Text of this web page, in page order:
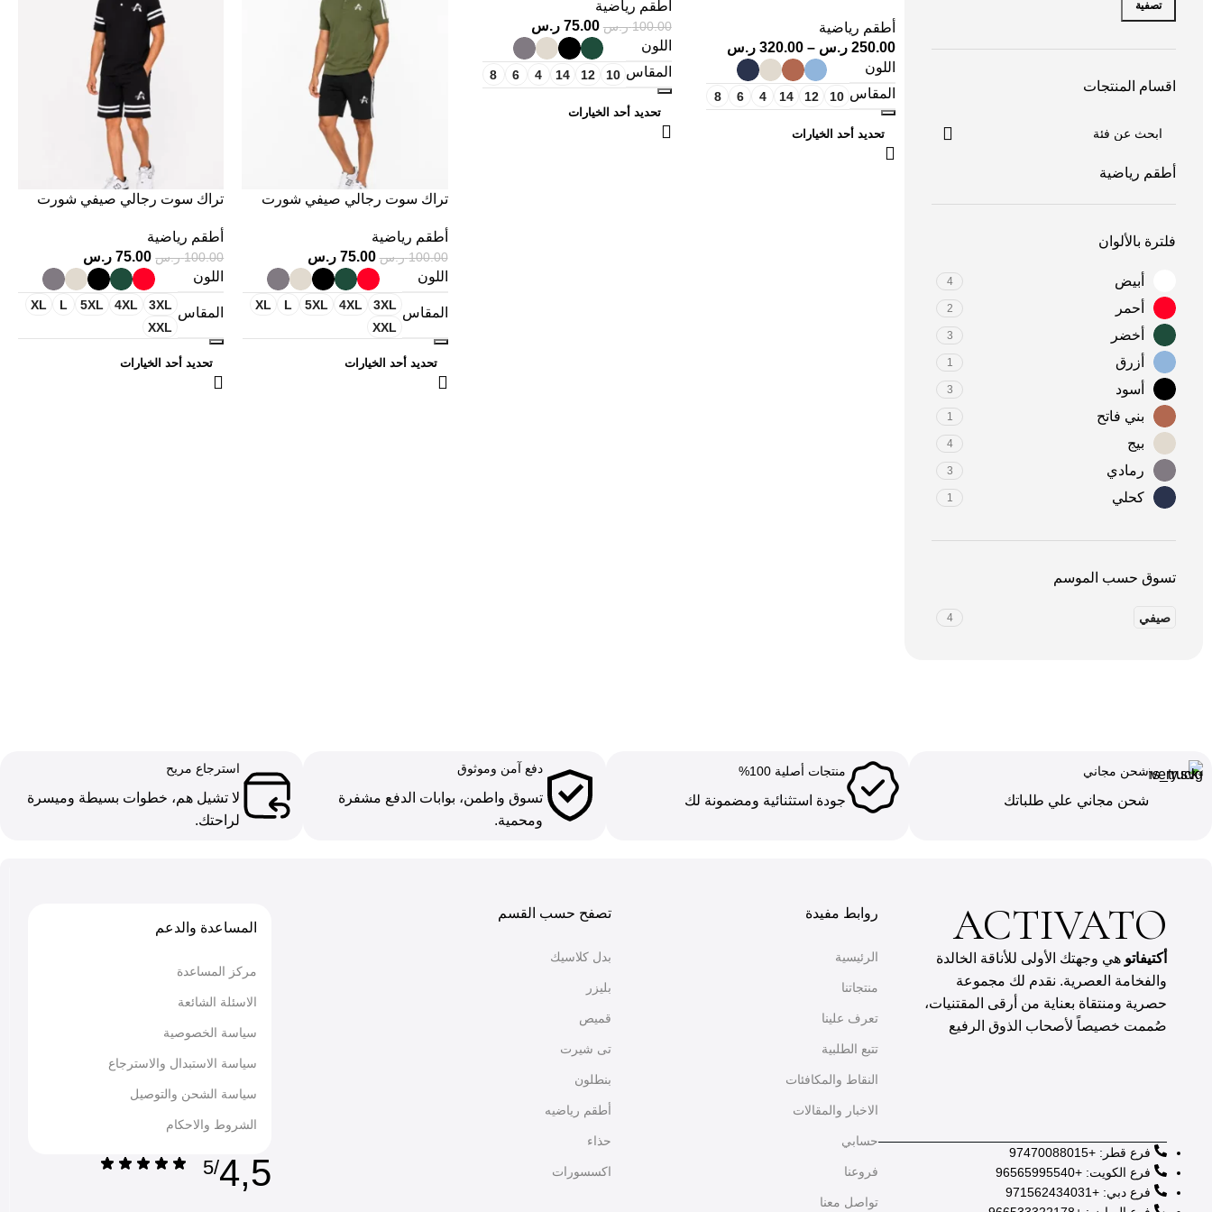
تصفية
اقسام المنتجات
أطقم رياضية
فلترة بالألوان
أبيض 4
أحمر 2
أخضر 3
أزرق 1
أسود 3
بني فاتح 1
بيج 4
رمادي 3
كحلي 1
تسوق حسب الموسم
صيفي 4
أطقم رياضية
250.00 ر.س –
320.00 ر.س
اللون
المقاس 10
12
14
4
6
8
تحديد أحد الخيارات
أطقم رياضية
100.00 ر.س 75.00 ر.س
اللون
المقاس 10
12
14
4
6
8
تحديد أحد الخيارات
تراك سوت رجالي صيفي شورت
عالية الجودة
أطقم رياضية
100.00 ر.س 75.00 ر.س
اللون
المقاس
3XL
4XL
5XL
L
XL
XXL
تحديد أحد الخيارات
تراك سوت رجالي صيفي شورت
عالية الجودة
أطقم رياضية
100.00 ر.س 75.00 ر.س
اللون
المقاس
3XL
4XL
5XL
L
XL
XXL
تحديد أحد الخيارات
شحن مجاني
شحن مجاني علي طلباتك
منتجات أصلية 100%
جودة استثنائية ومضمونة لك
دفع آمن وموثوق
تسوق واطمن، بوابات الدفع مشفرة
ومحمية.
استرجاع مريح
لا تشيل هم، خطوات بسيطة وميسرة
لراحتك.
ACTIVATO
أكتيفاتو هي وجهتك الأولى للأناقة الخالدة
والفخامة العصرية. نقدم لك مجموعة
حصرية ومنتقاة بعناية من أرقى المقتنيات،
صُممت خصيصاً لأصحاب الذوق الرفيع
فرع قطر: +97470088015
فرع الكويت: +96565995540
فرع دبي: +971562434031
روابط مفيدة
الرئيسية
منتجاتنا
تعرف علينا
تتبع الطلبية
النقاط والمكافئات
الاخبار والمقالات
حسابي
فروعنا
تواصل معنا
تصفح حسب القسم
بدل كلاسيك
بليزر
قميص
تى شيرت
بنطلون
أطقم رياضيه
حذاء
اكسسورات
المساعدة والدعم
مركز المساعدة
الاسئلة الشائعة
سياسة الخصوصية
سياسة الاستبدال والاسترجاع
سياسة الشحن والتوصيل
الشروط والاحكام
4,5
/5